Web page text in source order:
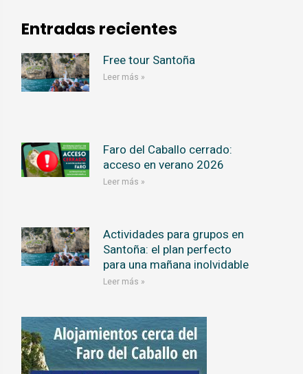
Entradas recientes
Free tour Santoña
Leer más »
Faro del Caballo cerrado:
acceso en verano 2026
Leer más »
Actividades para grupos en
Santoña: el plan perfecto
para una mañana inolvidable
Leer más »